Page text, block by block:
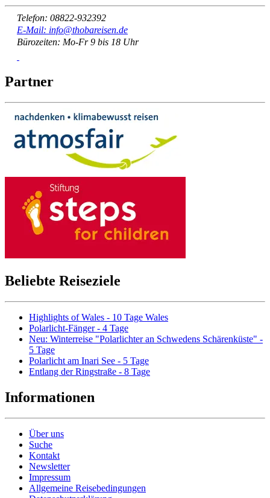
Telefon: 08822-932392
E-Mail: info@thobareisen.de
Bürozeiten: Mo-Fr 9 bis 18 Uhr
Partner
Beliebte Reiseziele
Highlights of Wales - 10 Tage Wales
Polarlicht-Fänger - 4 Tage
Neu: Winterreise "Polarlichter an Schwedens Schärenküste" -
5 Tage
Polarlicht am Inari See - 5 Tage
Entlang der Ringstraße - 8 Tage
Informationen
Über uns
Suche
Kontakt
Newsletter
Impressum
Allgemeine Reisebedingungen